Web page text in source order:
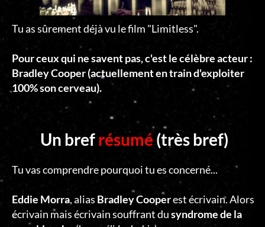
Tu as sûrement déjà vu le film "Limitless".
Pour ceux qui ne savent pas, c'est le célèbre acteur :
Bradley Cooper (actuellement en train d'exploiter
100% son cerveau).
Un brefrésumé (très bref)
Tu vas comprendre pourquoi tu es concerné...
Eddie Morra, alias Bradley Cooperest écrivain. Alors
écrivain mais écrivain souffrant dusyndrome de la